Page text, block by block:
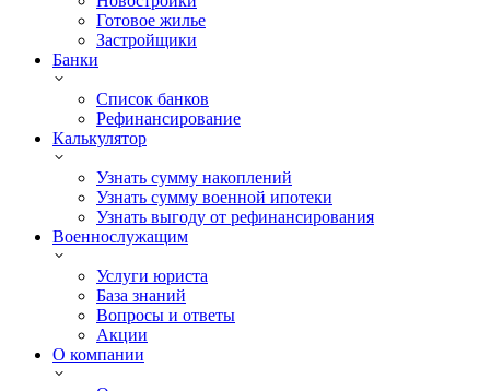
Готовое жилье
Застройщики
Банки
Список банков
Рефинансирование
Калькулятор
Узнать сумму накоплений
Узнать сумму военной ипотеки
Узнать выгоду от рефинансирования
Военнослужащим
Услуги юриста
База знаний
Вопросы и ответы
Акции
О компании